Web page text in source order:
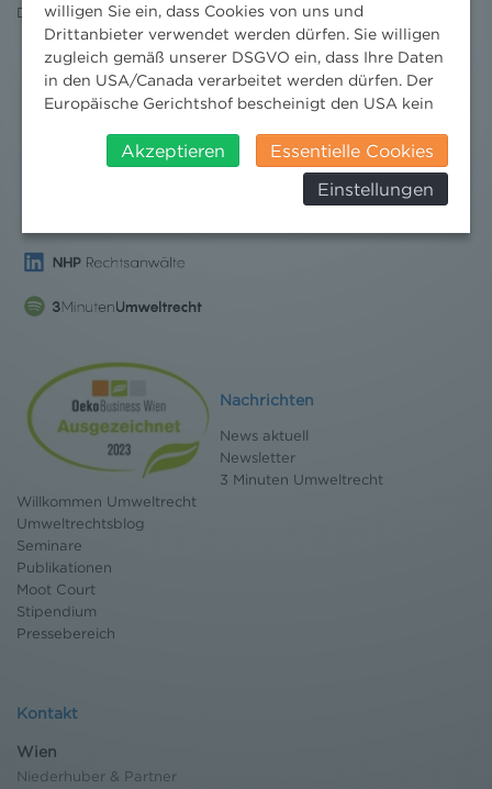
Datenschutz erklärung
Nachrichten
News aktuell
Newsletter
3 Minuten Umweltrecht
Willkommen Umweltrecht
Umweltrechtsblog
Seminare
Publikationen
Moot Court
Stipendium
Pressebereich
Kontakt
Wien
Niederhuber & Partner
willigen Sie ein, dass Cookies von uns und
Drittanbieter verwendet werden dürfen. Sie willigen
zugleich gemäß unserer DSGVO ein, dass Ihre Daten
in den USA/Canada verarbeitet werden dürfen. Der
Europäische Gerichtshof bescheinigt den USA kein
insbesondere das Risiko, dass ihre Daten durch US-
Behörden, zu Kontroll- und zu
Überwachungszwecken, verarbeitet werden und
werden können. Zudem finden Sie am
Bildschirmrand ein Cookie-Icon wo Sie jederzeit Ihre
Weitere Infomationen finden Sie hier:
Akzeptieren
Essentielle Cookies
Einstellungen